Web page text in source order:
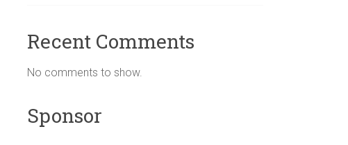
Recent Comments
No comments to show.
Sponsor